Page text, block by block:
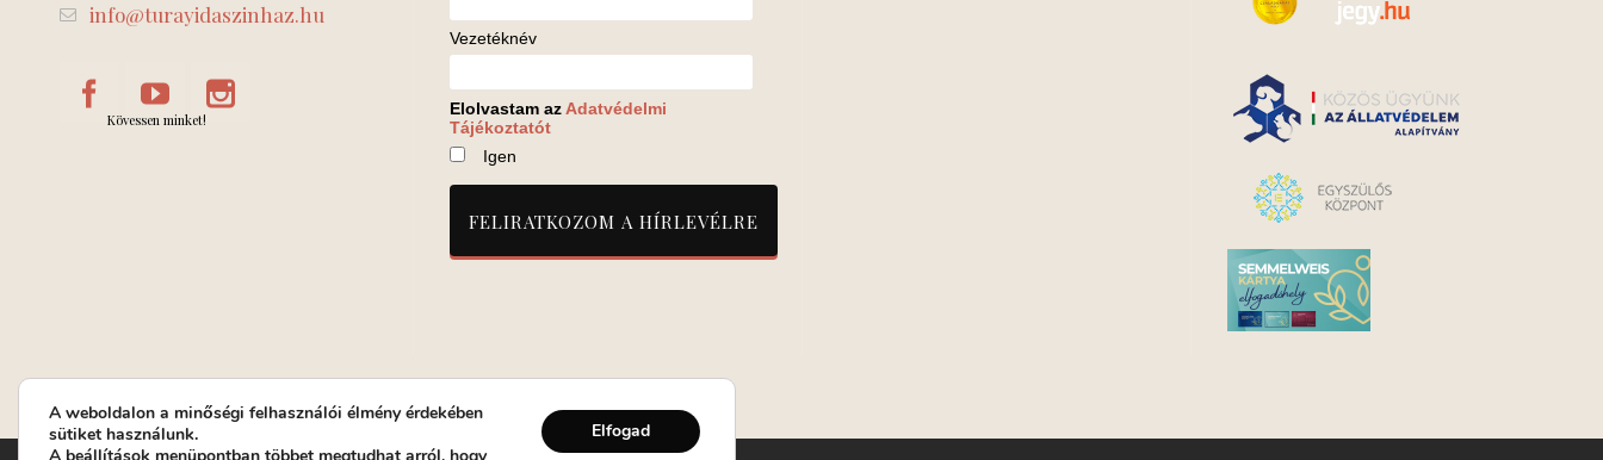
info@turayidaszinhaz.hu
Kövessen minket!
Vezetéknév
Elolvastam az Adatvédelmi
Tájékoztatót
Igen
A weboldalon a minőségi felhasználói élmény érdekében
sütiket használunk.
Elfogad